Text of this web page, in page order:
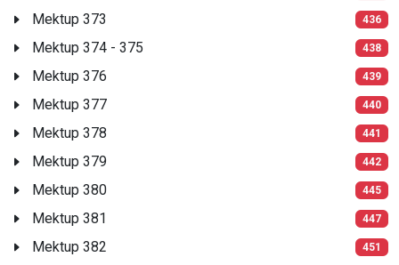
Mektup 373 436
Mektup 374 - 375 438
Mektup 376 439
Mektup 377 440
Mektup 378 441
Mektup 379 442
Mektup 380 445
Mektup 381 447
Mektup 382 451